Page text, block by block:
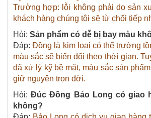
Trường hợp: lỗi không phải do sản
khách hàng chúng tôi sẽ từ chối tiếp
Hỏi: Sản phẩm có dễ bị bay màu
Đáp:Đồng là kim loại có thể trường
màu sắc sẽ biến đổi theo thời gian.
đã xử lý kỹ bề mặt, màu sắc sản
giữ nguyên trọn đời.
Hỏi: Đúc Đồng Bảo Long có giao
không?